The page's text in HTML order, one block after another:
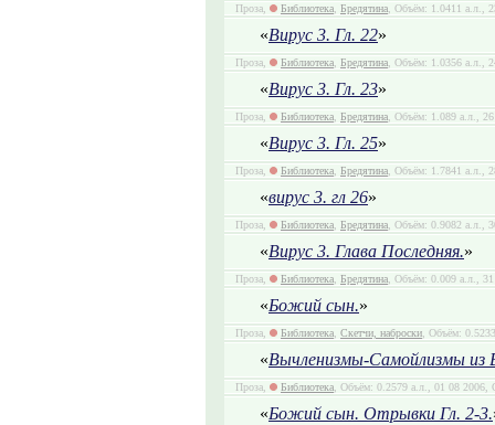
Проза, Библиотека, Бредятина, Объём: 1.0411 а.л.,
«Вирус 3. Гл. 22»
Проза, Библиотека, Бредятина, Объём: 1.0356 а.л.,
«Вирус 3. Гл. 23»
Проза, Библиотека, Бредятина, Объём: 1.089 а.л.,
«Вирус 3. Гл. 25»
Проза, Библиотека, Бредятина, Объём: 1.7841 а.л.,
«вирус 3. гл 26»
Проза, Библиотека, Бредятина, Объём: 0.9082 а.л.,
«Вирус 3. Глава Последняя.»
Проза, Библиотека, Бредятина, Объём: 0.009 а.л.,
«Божий сын.»
Проза, Библиотека, Скетчи, наброски, Объём:
«Вычленизмы-Самойлизмы из
Проза, Библиотека, Объём: 0.2579 а.л., 01 08 2006,
«Божий сын. Отрывки Гл. 2-3.